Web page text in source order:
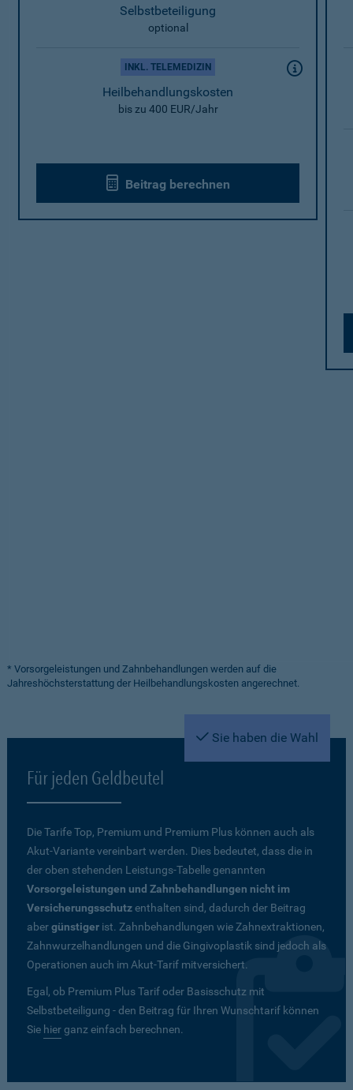
Selbstbeteiligung
optional
INKL. TELEMEDIZIN
Heilbehandlungskosten
bis zu 400 EUR/Jahr
Beitrag berechnen
* Vorsorgeleistungen und Zahnbehandlungen werden auf die
Jahreshöchsterstattung der Heilbehandlungskosten angerechnet.
Sie haben die Wahl
Für jeden Geldbeutel
Die Tarife Top, Premium und Premium Plus können auch als
Akut-Variante vereinbart werden. Dies bedeutet, dass die in
der oben stehenden Leistungs-Tabelle genannten
Vorsorgeleistungen und Zahnbehandlungen nicht im
Versicherungsschutzenthalten sind, dadurch der Beitrag
abergünstiger ist. Zahnbehandlungen wie Zahnextraktionen,
Zahnwurzelhandlungen und die Gingivoplastik sind jedoch als
Operationen auch im Akut-Tarif mitversichert.
Egal, ob Premium Plus Tarif oder Basisschutz mit
Selbstbeteiligung - den Beitrag für Ihren Wunschtarif können
Sie hierganz einfach berechnen.